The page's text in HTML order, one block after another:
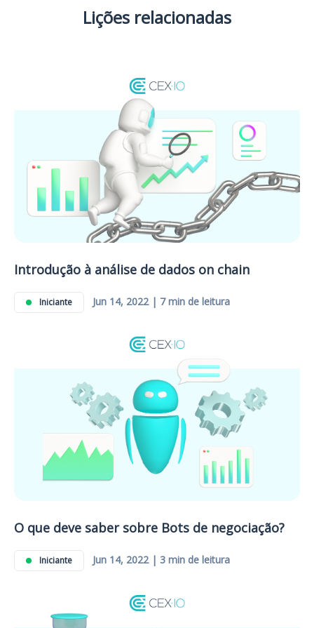
Lições relacionadas
Introdução à análise de dados on chain
Iniciante Jun 14, 2022 | 7 min de leitura
O que deve saber sobre Bots de negociação?
Iniciante Jun 14, 2022 | 3 min de leitura